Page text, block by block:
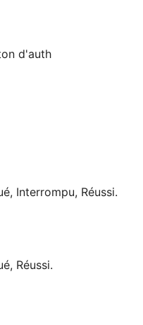
d'auth
Interrompu, Réussi.
Réussi.